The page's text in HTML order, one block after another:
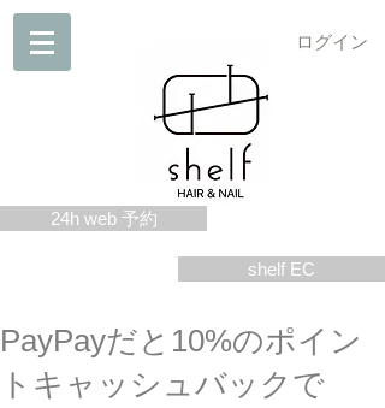
24h web 予約
ログイン
shelf EC
PayPayだと10%のポイン
トキャッシュバックで